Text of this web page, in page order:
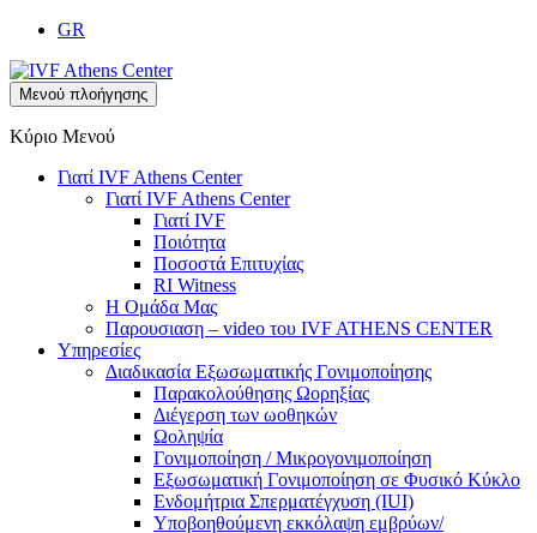
GR
Μενού πλοήγησης
Κύριο Μενού
Γιατί IVF Athens Center
Γιατί IVF Athens Center
Γιατί IVF
Ποιότητα
Ποσοστά Επιτυχίας
RI Witness
Η Ομάδα Μας
Παρουσιαση – video του IVF ATHENS CENTER
Υπηρεσίες
Διαδικασία Εξωσωματικής Γονιμοποίησης
Παρακολούθησης Ωορηξίας
Διέγερση των ωοθηκών
Ωοληψία
Γονιμοποίηση / Μικρογονιμοποίηση
Εξωσωματική Γονιμοποίηση σε Φυσικό Κύκλο
Ενδομήτρια Σπερματέγχυση (IUI)
Υποβοηθούμενη εκκόλαψη εμβρύων/